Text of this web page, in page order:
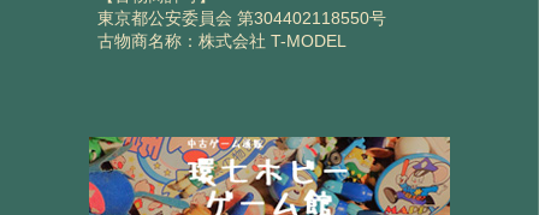
東京都公安委員会 第304402118550号
古物商名称：株式会社 T-MODEL